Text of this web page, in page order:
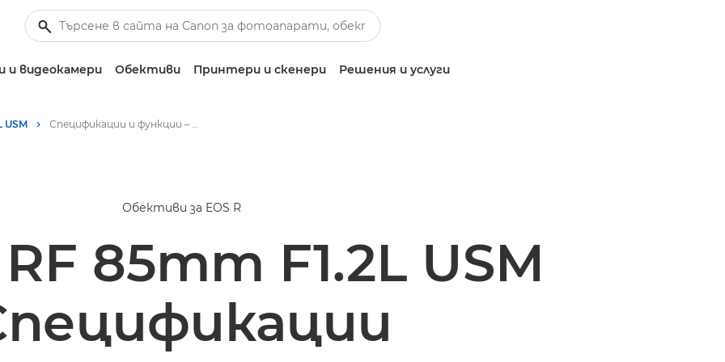
видеокамери Обективи Принтери и скенери Решения и услуги
USM Спецификации и функции – RF 85mm F1.2L USM
Обективи за EOS R
85mm F1.2L USM